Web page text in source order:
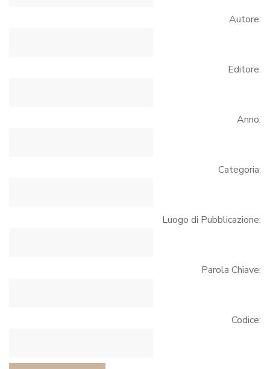
Autore:
Editore:
Anno:
Categoria:
Luogo di Pubblicazione:
Parola Chiave:
Codice: